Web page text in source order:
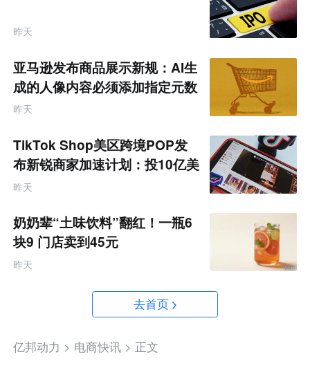
昨天
亚马逊发布商品展示新规：AI生
成的人像内容必须添加指定元数
据
昨天
TikTok Shop美区跨境POP发
布新锐商家加速计划：投10亿美
金资源帮扶四类商家
昨天
奶奶辈“土味饮料”翻红！一瓶6
块9 门店卖到45元
昨天
去首页
亿邦动力 > 电商快讯 > 正文